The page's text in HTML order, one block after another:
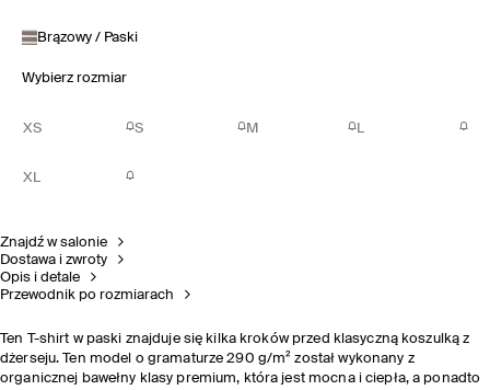
Brązowy / Paski
Wybierz rozmiar
XS S M L
XL
Znajdź w salonie
Dostawa i zwroty
Opis i detale
Przewodnik po rozmiarach
Ten T-shirt w paski znajduje się kilka kroków przed klasyczną koszulką z
dżerseju. Ten model o gramaturze 290 g/m² został wykonany z
organicznej bawełny klasy premium, która jest mocna i ciepła, a ponadto